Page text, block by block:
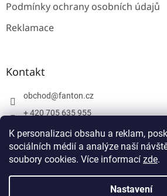
K personalizaci obsahu a reklam,
sociálních médií a analýze naší
soubory cookies. Více informací zde.
Nastavení
Podmínky ochrany osobních údajů
Reklamace
Kontakt
obchod@fanton.cz
+ 420 705 635 955
+ 420 705 635 951